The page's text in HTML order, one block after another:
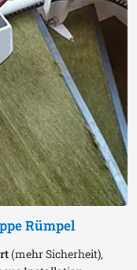
Rümpel
(mehr Sicherheit),